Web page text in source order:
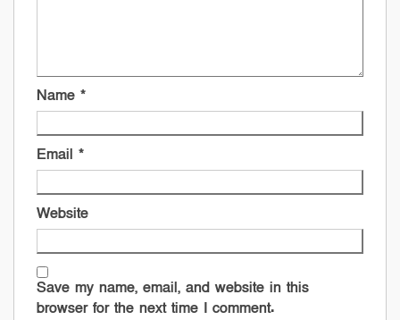
Name *
Email *
Website
Save my name, email, and website in this
browser for the next time I comment.